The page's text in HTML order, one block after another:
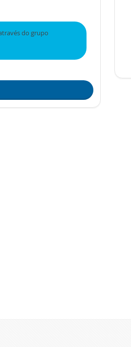
do grupo